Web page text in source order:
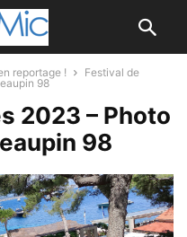
reportage !
Festival de
98
2023 – Photo
98